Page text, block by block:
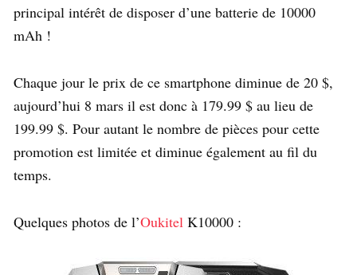
principal intérêt de disposer d’une batterie de 10000
mAh !
Chaque jour le prix de ce smartphone diminue de 20 $,
aujourd’hui 8 mars il est donc à 179.99 $ au lieu de
199.99 $. Pour autant le nombre de pièces pour cette
promotion est limitée et diminue également au fil du
temps.
Quelques photos de l’Oukitel K10000 :